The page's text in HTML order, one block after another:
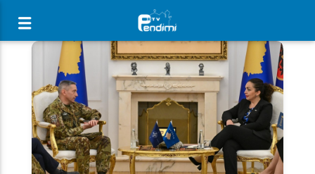
[There are no radio stations in the database]